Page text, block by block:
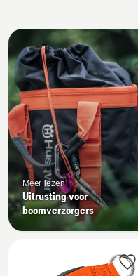
Bekijk
alle
producten
Meer lezen
Uitrusting voor
boomverzorgers